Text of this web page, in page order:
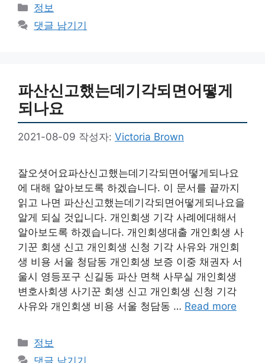
카
테
고
정보
댓글 남기기
파산신고했는데기각되면어떻게
되나요
2021-08-09 작성자: Victoria Brown
잘오셧어요파산신고했는데기각되면어떻게되나요
에 대해 알아보도록 하겠습니다. 이 문서를 끝까지
읽고 나면 파산신고했는데기각되면어떻게되나요을
알게 되실 것입니다. 개인회생 기각 사례에대해서
알아보도록 하겠습니다. 개인회생대출 개인회생 사
기꾼 회생 신고 개인회생 신청 기각 사유와 개인회
생 비용 서울 청담동 개인회생 보증 이중 채권자 서
울시 영등포구 신길동 파산 면책 사무실 개인회생
변호사회생 사기꾼 회생 신고 개인회생 신청 기각
사유와 개인회생 비용 서울 청담동 … Read more
카
테
정보
댓글 남기기